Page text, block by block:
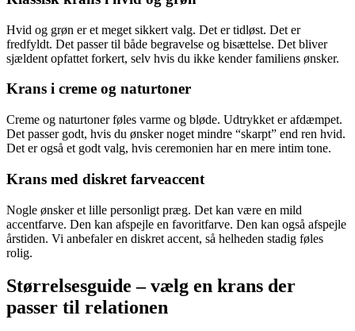
Hvid og grøn er et meget sikkert valg. Det er tidløst. Det er
fredfyldt. Det passer til både begravelse og bisættelse. Det bliver
sjældent opfattet forkert, selv hvis du ikke kender familiens ønsker.
Krans i creme og naturtoner
Creme og naturtoner føles varme og bløde. Udtrykket er afdæmpet.
Det passer godt, hvis du ønsker noget mindre “skarpt” end ren hvid.
Det er også et godt valg, hvis ceremonien har en mere intim tone.
Krans med diskret farveaccent
Nogle ønsker et lille personligt præg. Det kan være en mild
accentfarve. Den kan afspejle en favoritfarve. Den kan også afspejle
årstiden. Vi anbefaler en diskret accent, så helheden stadig føles
rolig.
Størrelsesguide – vælg en krans der
passer til relationen